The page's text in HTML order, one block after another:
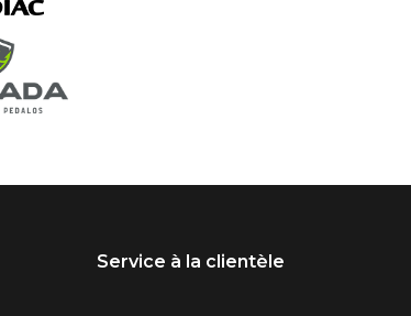
Service à la clientèle